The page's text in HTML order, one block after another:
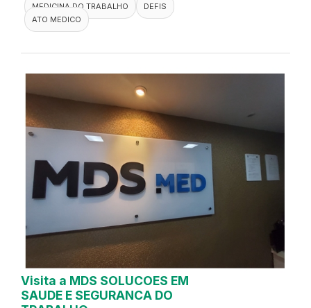
MEDICINA DO TRABALHO
DEFIS
ATO MEDICO
Visita a MDS SOLUCOES EM
SAUDE E SEGURANCA DO